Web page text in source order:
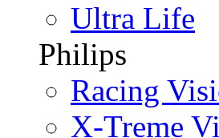
Ultra Life
Philips
Racing
X-Treme